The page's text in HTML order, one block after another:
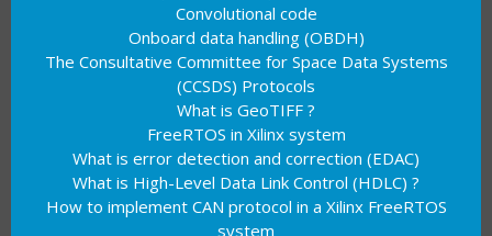
Convolutional code
Onboard data handling (OBDH)
The Consultative Committee for Space Data Systems
(CCSDS) Protocols
What is GeoTIFF ?
FreeRTOS in Xilinx system
What is error detection and correction (EDAC)
What is High-Level Data Link Control (HDLC) ?
How to implement CAN protocol in a Xilinx FreeRTOS
system